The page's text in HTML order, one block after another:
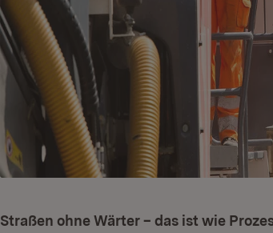
Straßen ohne Wärter – das ist wie